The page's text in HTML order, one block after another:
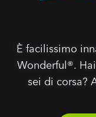
È facilissimo
Wonderful®.
sei di corsa?